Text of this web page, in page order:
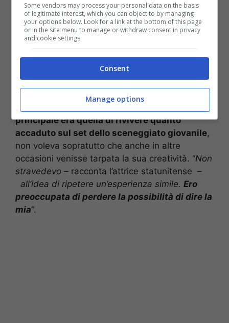
Michelle Williams e la pessima esperienza sul set di Dawson’s
Creek (Fonte: Instagram)
L’esperienza vissuta da Michelle Williams sul
set di Dawson’s Creek è stata frustrante e si è
ripercossa anche sulla sua carriera.Infatti,
prima che prendesse parte a nuovi progetti
principale era quella di rivivere quanto
accaduto sul set dello sceneggiato giovanile,
non voleva sopratutto che anche in altre
occasioni venisse tarpata la sua creatività. “Non
stravedevo – racconta l’attrice statunitense –
all’idea di ripetere un’esperienza simile. Ero
preoccupata di perdere la possibilità di dire la
mia“.
Some vendors may process your personal data on the basis
of legitimate interest, which you can object to by managing
your options below. Look for a link at the bottom of this page
or in the site menu to manage or withdraw consent in privacy
and cookie settings.
Consent
Manage options